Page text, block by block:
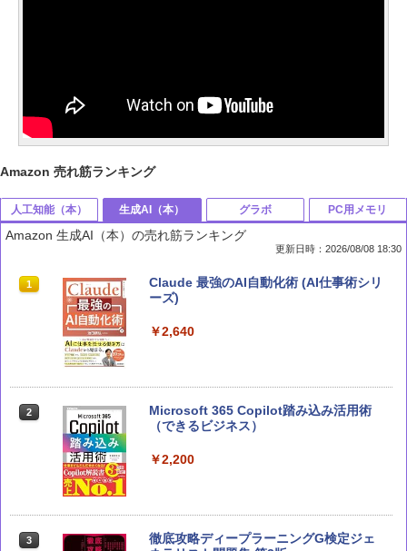
Amazon 売れ筋ランキング
人工知能（本）
1
部下としてのAI 世界一流エンジニアの
進化術
￥1,870
2
深層学習教科書 ディープラーニング G検
定（ジェネラリスト）公式テキスト 第3
3
テクノロジカル・リパブリック 国家、
生成AI（本）
Amazon 生成AI（本）の売れ筋ランキング
更新日時：2026/08/08 18:30
1
Claude 最強のAI自動化術 (AI仕事術シリ
ーズ)
￥2,640
2
Microsoft 365 Copilot踏み込み活用術
（できるビジネス）
￥2,200
3
徹底攻略ディープラーニングG検定ジェ
グラボ PC用メモリ